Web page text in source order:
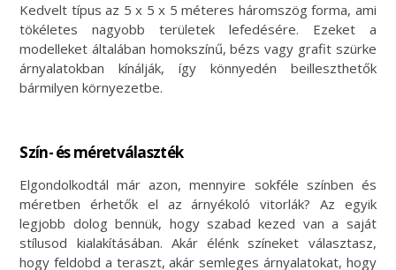
Kedvelt típus az 5 x 5 x 5 méteres háromszög forma, ami
tökéletes nagyobb területek lefedésére. Ezeket a
modelleket általában homokszínű, bézs vagy grafit szürke
árnyalatokban kínálják, így könnyedén beilleszthetők
bármilyen környezetbe.
Szín- és méretválaszték
Elgondolkodtál már azon, mennyire sokféle színben és
méretben érhetők el az árnyékoló vitorlák? Az egyik
legjobb dolog bennük, hogy szabad kezed van a saját
stílusod kialakításában. Akár élénk színeket választasz,
hogy feldobd a teraszt, akár semleges árnyalatokat, hogy